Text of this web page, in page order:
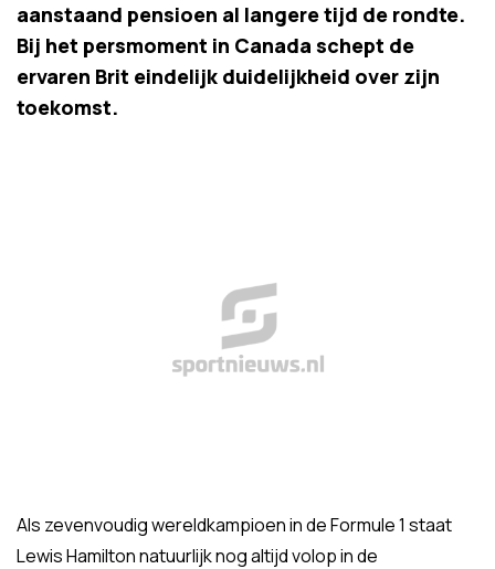
aanstaand pensioen al langere tijd de rondte.
Bij het persmoment in Canada schept de
ervaren Brit eindelijk duidelijkheid over zijn
toekomst.
Als zevenvoudig wereldkampioen in de Formule 1 staat
Lewis Hamilton natuurlijk nog altijd volop in de